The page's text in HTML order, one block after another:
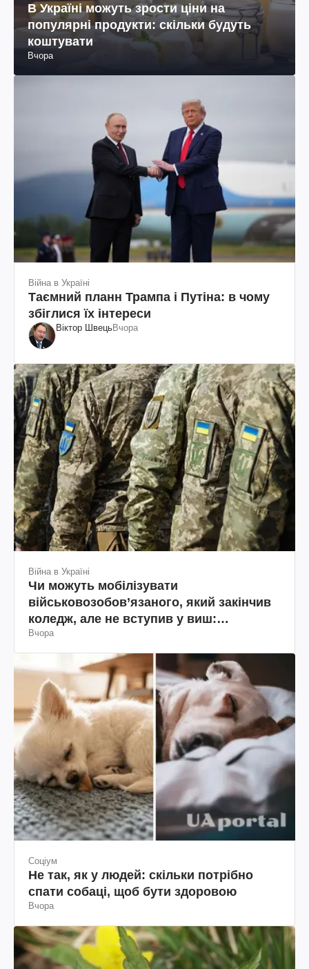
В Україні можуть зрости ціни на
популярні продукти: скільки будуть
коштувати
Вчора
Війна в Україні
Таємний планн Трампа і Путіна: в чому
збіглися їх інтереси
Віктор ШвецьВчора
Війна в Україні
Чи можуть мобілізувати
військовозобов’язаного, який закінчив
коледж, але не вступив у виш:
пояснення юриста
Вчора
Соціум
Не так, як у людей: скільки потрібно
спати собаці, щоб бути здоровою
Вчора